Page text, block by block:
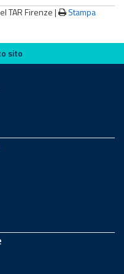
TAR Firenze| Stampa
sito